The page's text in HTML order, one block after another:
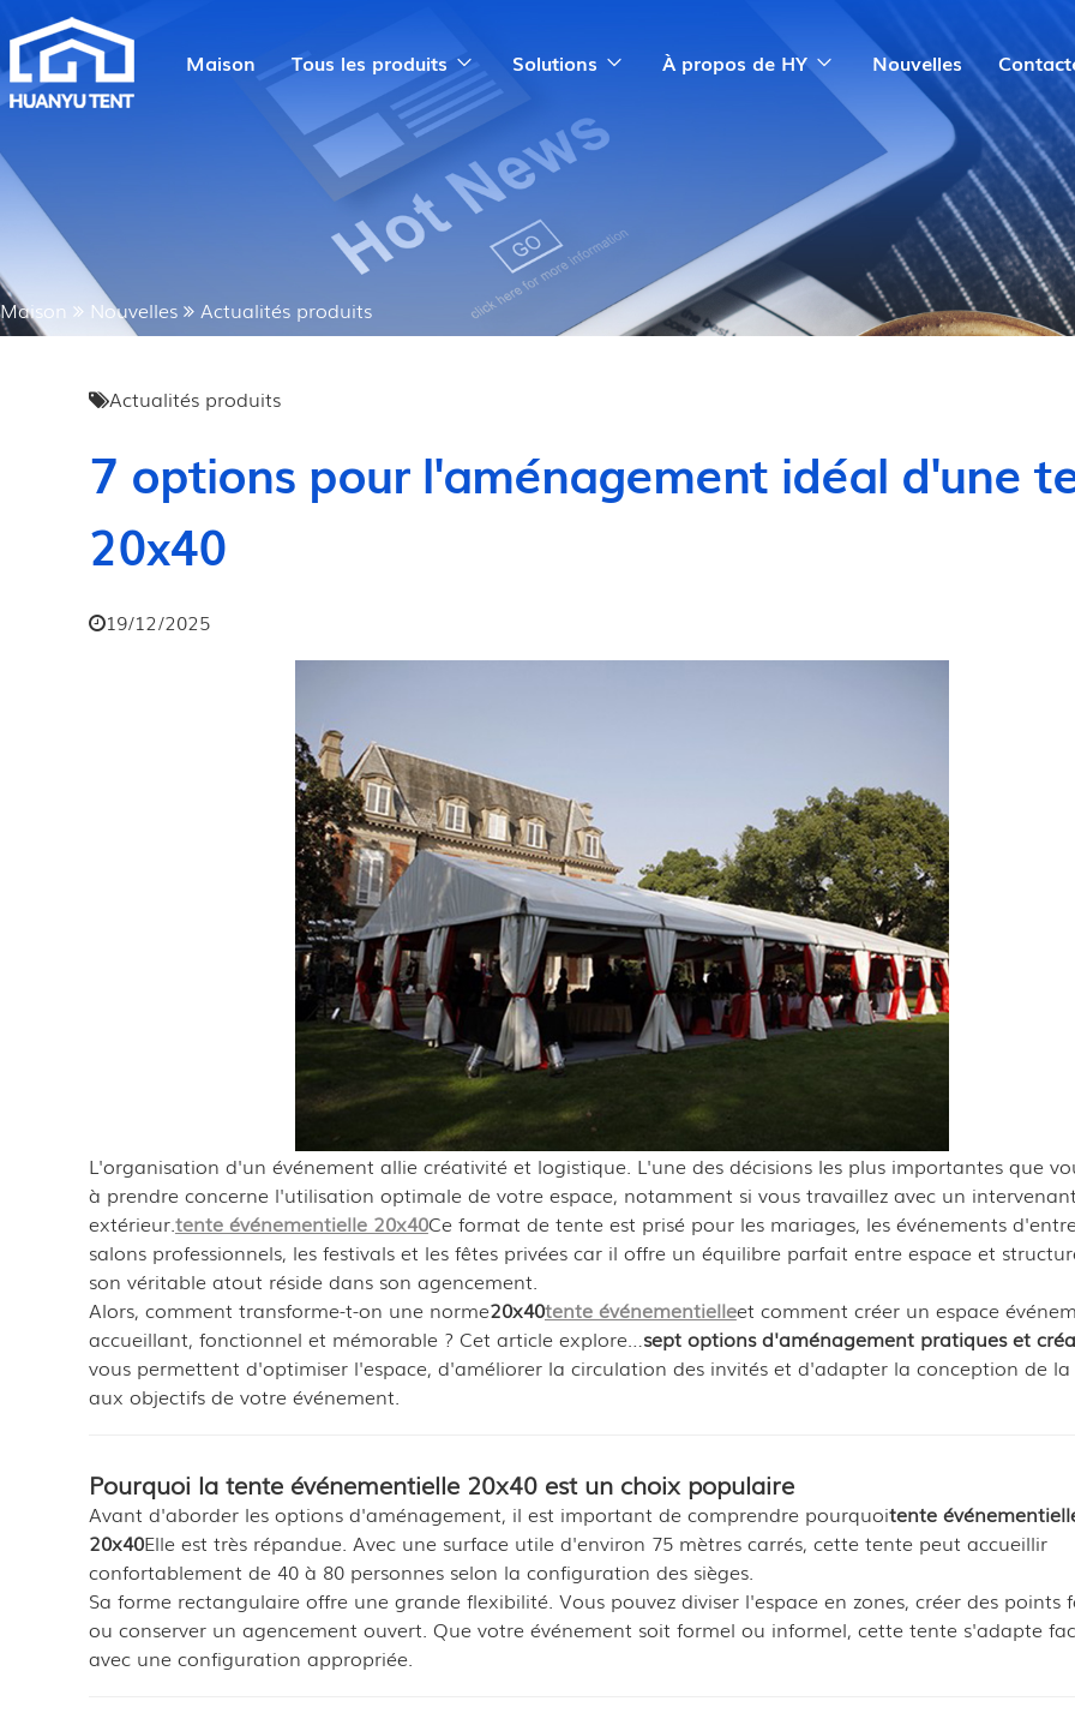
Maison Tous les produits Solutions À propos de HY Nouvelles
Maison Nouvelles Actualités produits
Actualités produits
7 options pour l'aménagement idéal d'une
20x40
19/12/2025
L'organisation d'un événement allie créativité et logistique. L'une des décisions les plus importantes que
à prendre concerne l'utilisation optimale de votre espace, notamment si vous travaillez avec un intervenant
extérieur.tente événementielle 20x40Ce format de tente est prisé pour les mariages, les événements
salons professionnels, les festivals et les fêtes privées car il offre un équilibre parfait entre espace et
son véritable atout réside dans son agencement.
Alors, comment transforme-t-on une norme20x40tente événementielleet comment créer un espace
accueillant, fonctionnel et mémorable ? Cet article explore… sept options d'aménagement pratiques et
vous permettent d'optimiser l'espace, d'améliorer la circulation des invités et d'adapter la conception de
aux objectifs de votre événement.
Pourquoi la tente événementielle 20x40 est un choix populaire
Avant d'aborder les options d'aménagement, il est important de comprendre pourquoitente
20x40Elle est très répandue. Avec une surface utile d'environ 75 mètres carrés, cette tente peut accueillir
confortablement de 40 à 80 personnes selon la configuration des sièges.
Sa forme rectangulaire offre une grande flexibilité. Vous pouvez diviser l'espace en zones, créer des points
ou conserver un agencement ouvert. Que votre événement soit formel ou informel, cette tente s'adapte
avec une configuration appropriée.